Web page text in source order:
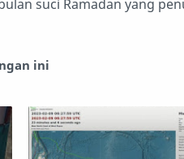
suci Ramadan yang
ini